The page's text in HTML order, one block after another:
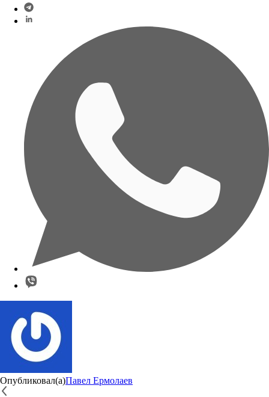
Опубликовал(а)Павел Ермолаев